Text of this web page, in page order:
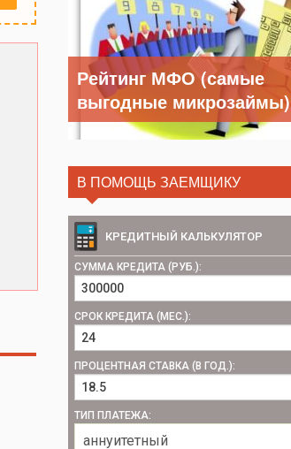
Рейтинг МФО (самые
выгодные микрозаймы)
В ПОМОЩЬ ЗАЕМЩИКУ
КРЕДИТНЫЙ КАЛЬКУЛЯТОР
СУММА КРЕДИТА (РУБ.):
СРОК КРЕДИТА (МЕС.):
ПРОЦЕНТНАЯ СТАВКА (В ГОД.):
ТИП ПЛАТЕЖА: